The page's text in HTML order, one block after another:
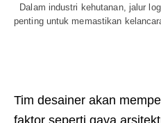
Dalam industri kehutanan, jalur
penting untuk memastikan
Tim desainer akan
faktor seperti gaya